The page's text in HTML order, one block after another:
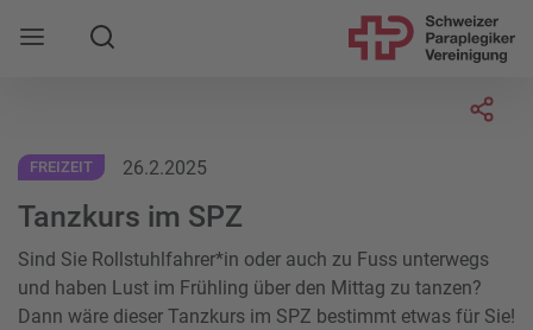
Mobile Navigation öffnen
Suche
FREIZEIT 26.2.2025
Tanzkurs im SPZ
Sind Sie Rollstuhlfahrer*in oder auch zu Fuss unterwegs
und haben Lust im Frühling über den Mittag zu tanzen?
Dann wäre dieser Tanzkurs im SPZ bestimmt etwas für Sie!